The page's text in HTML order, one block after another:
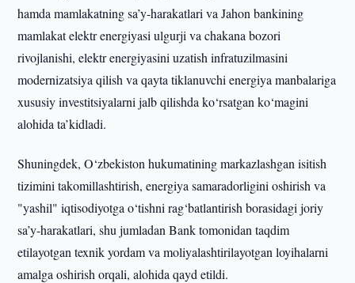
hamda mamlakatning sa’y-harakatlari va Jahon bankining
mamlakat elektr energiyasi ulgurji va chakana bozori
rivojlanishi, elektr energiyasini uzatish infratuzilmasini
modernizatsiya qilish va qayta tiklanuvchi energiya manbalariga
xususiy investitsiyalarni jalb qilishda ko‘rsatgan ko‘magini
alohida ta’kidladi.
Shuningdek, O‘zbekiston hukumatining markazlashgan isitish
tizimini takomillashtirish, energiya samaradorligini oshirish va
"yashil" iqtisodiyotga o‘tishni rag‘batlantirish borasidagi joriy
sa’y-harakatlari, shu jumladan Bank tomonidan taqdim
etilayotgan texnik yordam va moliyalashtirilayotgan loyihalarni
amalga oshirish orqali, alohida qayd etildi.